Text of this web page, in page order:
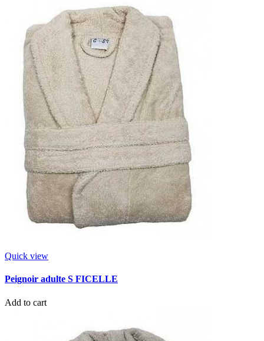
Quick view
Peignoir adulte S FICELLE
Add to cart